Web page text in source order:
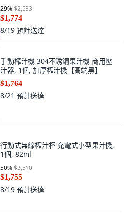
29%$2,533
$1,774
8/19 預計送達
手動榨汁機 304不銹鋼果汁機 商用壓
汁器, 1個, 加厚榨汁機【高端黑】
$1,764
8/21 預計送達
行動式無線榨汁杯 充電式小型果汁機,
1個, 82ml
50%$3,510
$1,755
8/19 預計送達